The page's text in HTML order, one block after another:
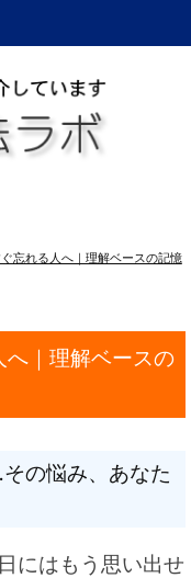
忘れる人へ｜理解ベースの記憶
｜理解ベースの
の悩み、あなた
にはもう思い出せ